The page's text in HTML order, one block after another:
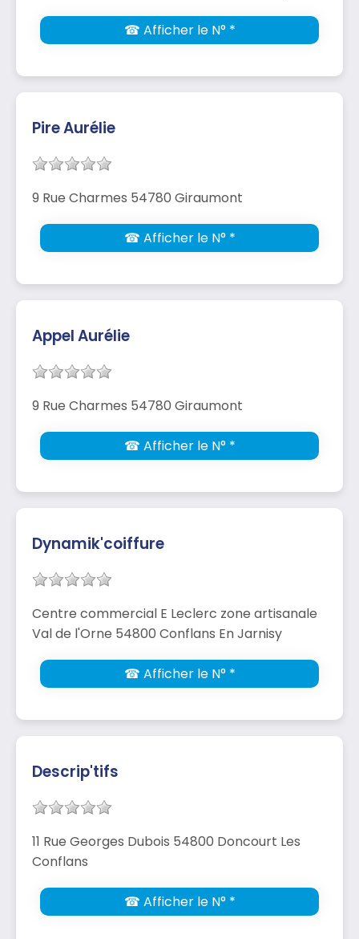
☎ Afficher le N° *
Pire Aurélie
9 Rue Charmes 54780 Giraumont
☎ Afficher le N° *
Appel Aurélie
9 Rue Charmes 54780 Giraumont
☎ Afficher le N° *
Dynamik'coiffure
Centre commercial E Leclerc zone artisanale
Val de l'Orne 54800 Conflans En Jarnisy
☎ Afficher le N° *
Descrip'tifs
11 Rue Georges Dubois 54800 Doncourt Les
Conflans
☎ Afficher le N° *